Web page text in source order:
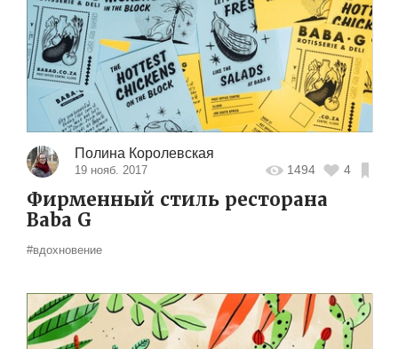
Полина Королевская
19 нояб. 2017 1494 4
Фирменный стиль ресторана
Baba G
#вдохновение